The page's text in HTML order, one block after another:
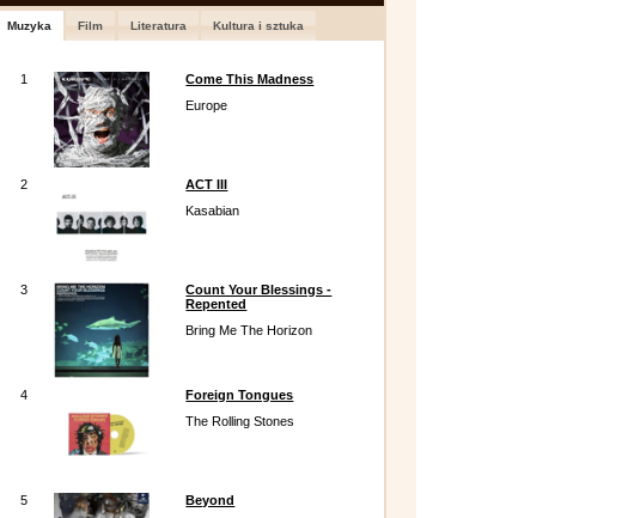
Muzyka Film Literatura Kultura i sztuka
1
Come This Madness
Europe
2
ACT III
Kasabian
3
Count Your Blessings -
Repented
Bring Me The Horizon
4
Foreign Tongues
The Rolling Stones
5
Beyond